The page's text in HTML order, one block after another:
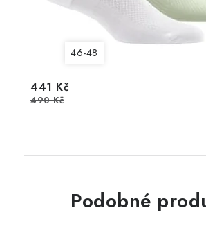
46-48
441 Kč
490 Kč
Podobné